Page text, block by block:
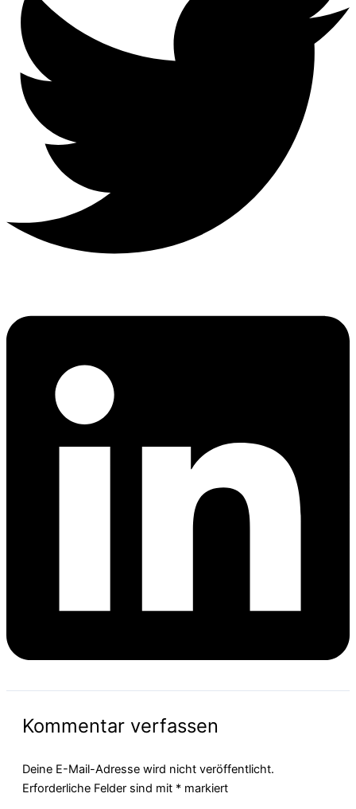
Kommentar verfassen
Deine E-Mail-Adresse wird nicht veröffentlicht.
Erforderliche Felder sind mit * markiert